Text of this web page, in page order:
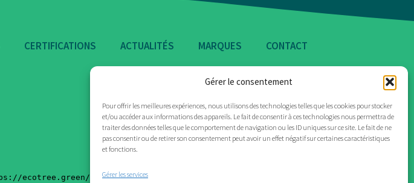
Gérer le consentement
Pour offrir les meilleures expériences, nous utilisons des technologies telles que les cookies pour stocker
et/ou accéder aux informations des appareils. Le fait de consentir à ces technologies nous permettra de
traiter des données telles que le comportement de navigation ou les ID uniques sur ce site. Le fait de ne
pas consentir ou de retirer son consentement peut avoir un effet négatif sur certaines caractéristiques
et fonctions.
Gérer les services
CERTIFICATIONS ACTUALITÉS MARQUES CONTACT